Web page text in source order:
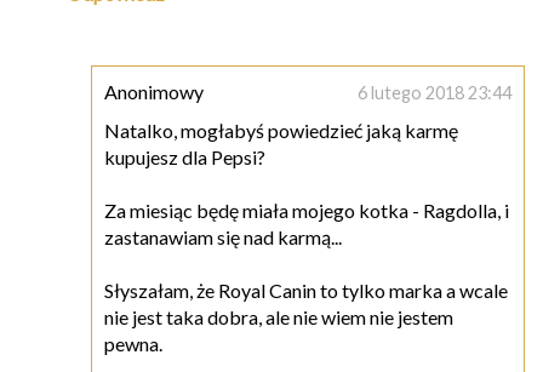
Anonimowy 6 lutego 2018 23:44
Natalko, mogłabyś powiedzieć jaką karmę
kupujesz dla Pepsi?
Za miesiąc będę miała mojego kotka - Ragdolla, i
zastanawiam się nad karmą...
Słyszałam, że Royal Canin to tylko marka a wcale
nie jest taka dobra, ale nie wiem nie jestem
pewna.